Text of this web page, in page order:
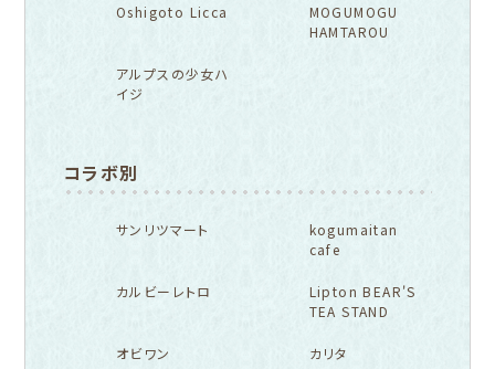
Oshigoto Licca
MOGUMOGU
HAMTAROU
アルプスの少女ハ
イジ
コラボ別
サンリツマート
kogumaitan
cafe
カルビーレトロ
Lipton BEAR'S
TEA STAND
オビワン カリタ